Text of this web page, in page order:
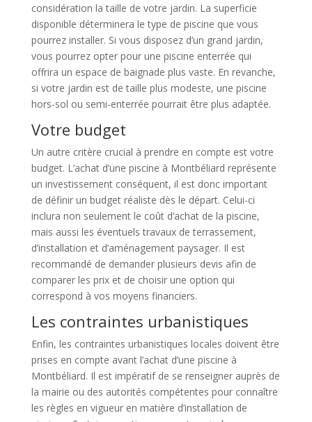
considération la taille de votre jardin. La superficie
disponible déterminera le type de piscine que vous
pourrez installer. Si vous disposez d’un grand jardin,
vous pourrez opter pour une piscine enterrée qui
offrira un espace de baignade plus vaste. En revanche,
si votre jardin est de taille plus modeste, une piscine
hors-sol ou semi-enterrée pourrait être plus adaptée.
Votre budget
Un autre critère crucial à prendre en compte est votre
budget. L’achat d’une piscine à Montbéliard représente
un investissement conséquent, il est donc important
de définir un budget réaliste dès le départ. Celui-ci
inclura non seulement le coût d’achat de la piscine,
mais aussi les éventuels travaux de terrassement,
d’installation et d’aménagement paysager. Il est
recommandé de demander plusieurs devis afin de
comparer les prix et de choisir une option qui
correspond à vos moyens financiers.
Les contraintes urbanistiques
Enfin, les contraintes urbanistiques locales doivent être
prises en compte avant l’achat d’une piscine à
Montbéliard. Il est impératif de se renseigner auprès de
la mairie ou des autorités compétentes pour connaître
les règles en vigueur en matière d’installation de